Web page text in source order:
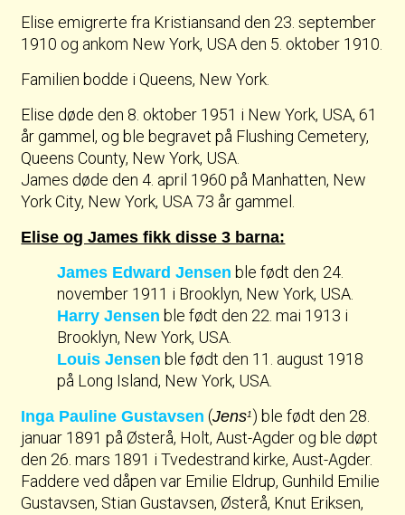
Elise emigrerte fra Kristiansand den 23. september
1910 og ankom New York, USA den 5. oktober 1910.
Familien bodde i Queens, New York.
Elise døde den 8. oktober 1951 i New York, USA, 61
år gammel, og ble begravet på Flushing Cemetery,
Queens County, New York, USA.
James døde den 4. april 1960 på Manhatten, New
York City, New York, USA 73 år gammel.
Elise og James fikk disse 3 barna:
James Edward Jensen ble født den 24.
november 1911 i Brooklyn, New York, USA.
Harry Jensen ble født den 22. mai 1913 i
Brooklyn, New York, USA.
Louis Jensen ble født den 11. august 1918
på Long Island, New York, USA.
Inga Pauline Gustavsen (Jens1) ble født den 28.
januar 1891 på Østerå, Holt, Aust-Agder og ble døpt
den 26. mars 1891 i Tvedestrand kirke, Aust-Agder.
Faddere ved dåpen var Emilie Eldrup, Gunhild Emilie
Gustavsen, Stian Gustavsen, Østerå, Knut Eriksen,